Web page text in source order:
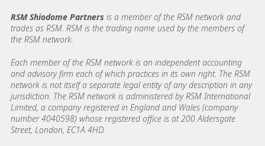
RSM Shiodome Partners is a member of the RSM network and
trades as RSM. RSM is the trading name used by the members of
the RSM network.
Each member of the RSM network is an independent accounting
and advisory firm each of which practices in its own right. The RSM
network is not itself a separate legal entity of any description in any
jurisdiction. The RSM network is administered by RSM International
Limited, a company registered in England and Wales (company
number 4040598) whose registered office is at 200 Aldersgate
Street, London, EC1A 4HD.